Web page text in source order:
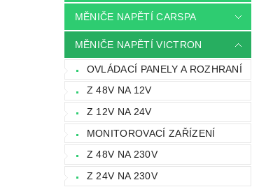
MĚNIČE NAPĚTÍ CARSPA
MĚNIČE NAPĚTÍ VICTRON
OVLÁDACÍ PANELY A ROZHRANÍ
Z 48V NA 12V
Z 12V NA 24V
MONITOROVACÍ ZAŘÍZENÍ
Z 48V NA 230V
Z 24V NA 230V